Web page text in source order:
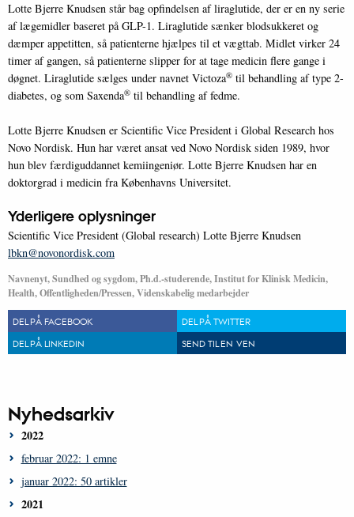
Lotte Bjerre Knudsen står bag opfindelsen af liraglutide, der er en ny serie
af lægemidler baseret på GLP-1. Liraglutide sænker blodsukkeret og
dæmper appetitten, så patienterne hjælpes til et vægttab. Midlet virker 24
timer af gangen, så patienterne slipper for at tage medicin flere gange i
døgnet. Liraglutide sælges under navnet Victoza® til behandling af type 2-
diabetes, og som Saxenda® til behandling af fedme.
Lotte Bjerre Knudsen er Scientific Vice President i Global Research hos
Novo Nordisk. Hun har været ansat ved Novo Nordisk siden 1989, hvor
hun blev færdiguddannet kemiingeniør. Lotte Bjerre Knudsen har en
doktorgrad i medicin fra Københavns Universitet.
Yderligere oplysninger
Scientific Vice President (Global research) Lotte Bjerre Knudsen
lbkn@novonordisk.com
Navnenyt, Sundhed og sygdom, Ph.d.-studerende, Institut for Klinisk Medicin,
Health, Offentligheden/Pressen, Videnskabelig medarbejder
DEL PÅ FACEBOOK
DEL PÅ TWITTER
DEL PÅ LINKEDIN
SEND TIL EN VEN
Nyhedsarkiv
2022
februar 2022: 1 emne
januar 2022: 50 artikler
2021